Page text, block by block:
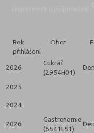
Rok
přihlášení
Obor
2026
Cukrář
(2954H01)
2025
2024
2026
Gastronomie
(6541L51)